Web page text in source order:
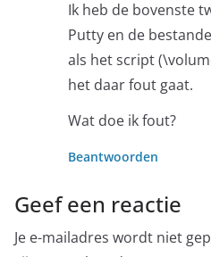
Ik heb de bovenste
Putty en de
als het script
het daar fout gaat.
Wat doe ik fout?
Beantwoorden
Geef een reactie
Je e-mailadres wordt niet